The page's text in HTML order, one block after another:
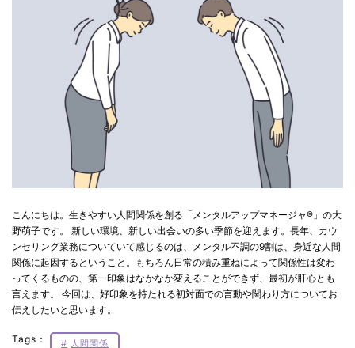
こんにちは。生きやすい人間関係を創る「メンタルアップマネージャ®」の大
野萌子です。 新しい環境、新しい出会いの多い季節を迎えます。長年、カウ
ンセリング業務についていて感じるのは、メンタル不調の9割は、身近な人間
関係に起因するということ。もちろん日常の積み重ねによって関係性は変わ
ってくるものの、第一印象はなかなか変えることができず、最初が肝心とも
言えます。 今回は、好印象を持たれる初対面での言動や関わり方についてお
伝えしたいと思います。
Tags： 人間関係